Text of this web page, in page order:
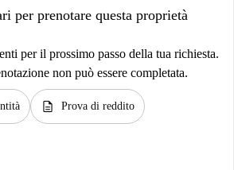
per prenotare questa proprietà
per il prossimo passo della tua richiesta.
non può essere completata.
description Prova di reddito